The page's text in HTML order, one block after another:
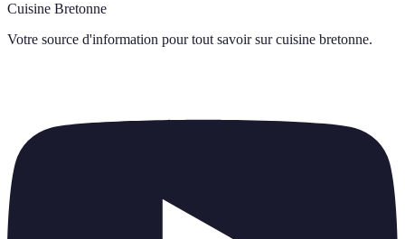
Cuisine Bretonne
Votre source d'information pour tout savoir sur cuisine bretonne.